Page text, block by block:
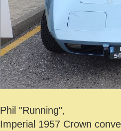
Phil "Running",
Imperial 1957 Crown